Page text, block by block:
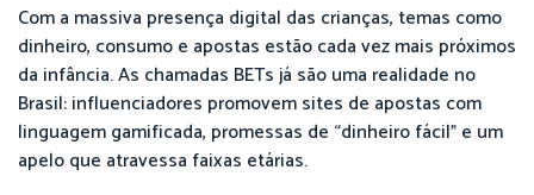
Com a massiva presença digital das crianças, temas como
dinheiro, consumo e apostas estão cada vez mais próximos
da infância. As chamadas BETs já são uma realidade no
Brasil: influenciadores promovem sites de apostas com
linguagem gamificada, promessas de “dinheiro fácil” e um
apelo que atravessa faixas etárias.